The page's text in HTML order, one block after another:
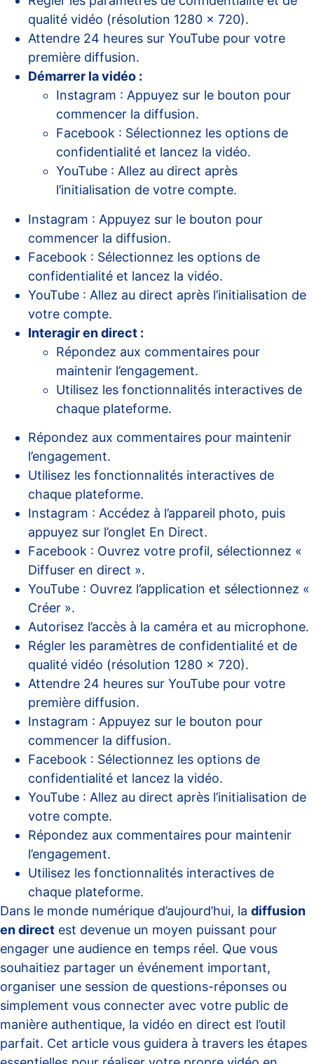
qualité vidéo (résolution 1280 x 720).
Attendre 24 heures sur YouTube pour votre
première diffusion.
Démarrer la vidéo :
Instagram : Appuyez sur le bouton pour
commencer la diffusion.
Facebook : Sélectionnez les options de
confidentialité et lancez la vidéo.
YouTube : Allez au direct après
l’initialisation de votre compte.
Instagram : Appuyez sur le bouton pour
commencer la diffusion.
Facebook : Sélectionnez les options de
confidentialité et lancez la vidéo.
YouTube : Allez au direct après l’initialisation de
votre compte.
Interagir en direct :
Répondez aux commentaires pour
maintenir l’engagement.
Utilisez les fonctionnalités interactives de
chaque plateforme.
Répondez aux commentaires pour maintenir
l’engagement.
Utilisez les fonctionnalités interactives de
chaque plateforme.
Instagram : Accédez à l’appareil photo, puis
appuyez sur l’onglet En Direct.
Facebook : Ouvrez votre profil, sélectionnez «
Diffuser en direct ».
YouTube : Ouvrez l’application et sélectionnez «
Créer ».
Autorisez l’accès à la caméra et au microphone.
Régler les paramètres de confidentialité et de
qualité vidéo (résolution 1280 x 720).
Attendre 24 heures sur YouTube pour votre
première diffusion.
Instagram : Appuyez sur le bouton pour
commencer la diffusion.
Facebook : Sélectionnez les options de
confidentialité et lancez la vidéo.
YouTube : Allez au direct après l’initialisation de
votre compte.
Répondez aux commentaires pour maintenir
l’engagement.
Utilisez les fonctionnalités interactives de
chaque plateforme.
Dans le monde numérique d’aujourd’hui, la diffusion
en direct est devenue un moyen puissant pour
engager une audience en temps réel. Que vous
souhaitiez partager un événement important,
organiser une session de questions-réponses ou
simplement vous connecter avec votre public de
manière authentique, la vidéo en direct est l’outil
parfait. Cet article vous guidera à travers les étapes